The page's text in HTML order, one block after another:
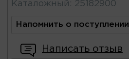
Каталожный : 25182900
Напомнить о поступлении
Написать отзыв